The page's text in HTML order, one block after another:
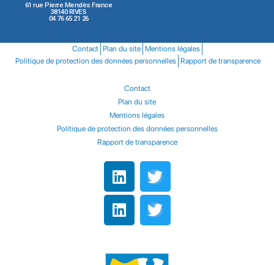
61 rue Pierre Mendès France
38140 RIVES
04 76 65 21 26
Contact Plan du site Mentions légales
Politique de protection des données personnelles Rapport de transparence
Contact
Plan du site
Mentions légales
Politique de protection des données personnelles
Rapport de transparence